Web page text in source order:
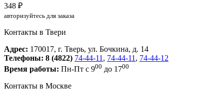
348 ₽
авторизуйтесь для заказа
Контакты в Твери
Адрес: 170017, г. Тверь, ул. Бочкина, д. 14
Телефоны: 8 (4822) 74-44-11 , 74-44-11 , 74-44-12
Время работы: Пн-Пт с 900 до 1700
Контакты в Москве